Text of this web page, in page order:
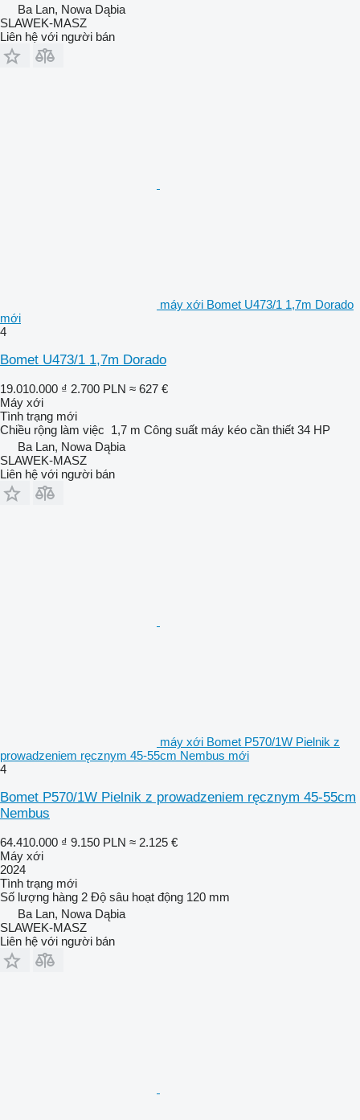
Ba Lan, Nowa Dąbia
SLAWEK-MASZ
Liên hệ với người bán
máy xới Bomet U473/1 1,7m Dorado
mới
4
Bomet U473/1 1,7m Dorado
19.010.000 ₫ 2.700 PLN ≈ 627 €
Máy xới
Tình trạng mới
Chiều rộng làm việc 1,7 m Công suất máy kéo cần thiết 34 HP
Ba Lan, Nowa Dąbia
SLAWEK-MASZ
Liên hệ với người bán
máy xới Bomet P570/1W Pielnik z
prowadzeniem ręcznym 45-55cm Nembus mới
4
Bomet P570/1W Pielnik z prowadzeniem ręcznym 45-55cm
Nembus
64.410.000 ₫ 9.150 PLN ≈ 2.125 €
Máy xới
2024
Tình trạng mới
Số lượng hàng 2 Độ sâu hoạt động 120 mm
Ba Lan, Nowa Dąbia
SLAWEK-MASZ
Liên hệ với người bán